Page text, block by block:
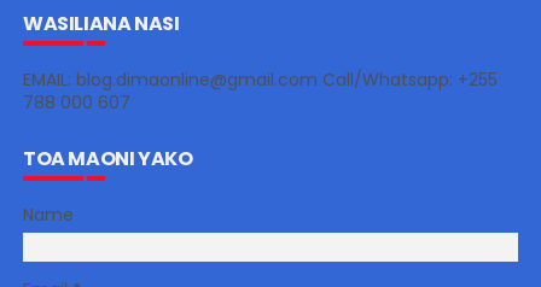
WASILIANA NASI
EMAIL: blog.dimaonline@gmail.com Call/Whatsapp: +255
788 000 607
TOA MAONI YAKO
Name